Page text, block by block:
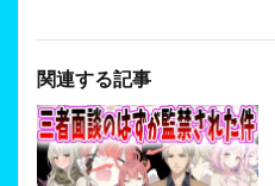
関連する記事